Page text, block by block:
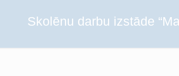
Skolēnu darbu izstāde